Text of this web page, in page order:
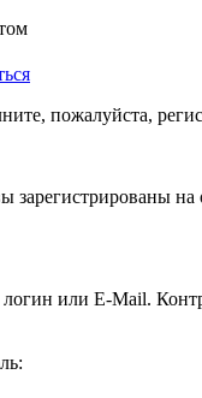
пожалуйста,
зарегистрированы на
или E-Mail.